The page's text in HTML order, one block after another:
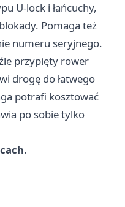
U-lock i łańcuchy,
Pomaga też
numeru seryjnego.
przypięty rower
drogę do łatwego
potrafi kosztować
po sobie tylko
.